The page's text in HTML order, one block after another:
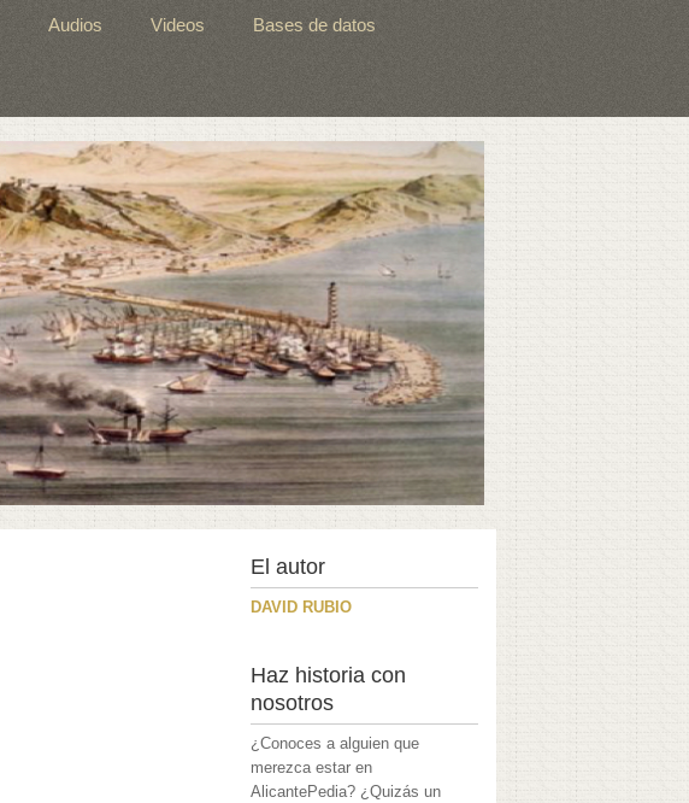
Audios Videos Bases de datos
El autor
DAVID RUBIO
Haz historia con
nosotros
¿Conoces a alguien que
merezca estar en
AlicantePedia? ¿Quizás un